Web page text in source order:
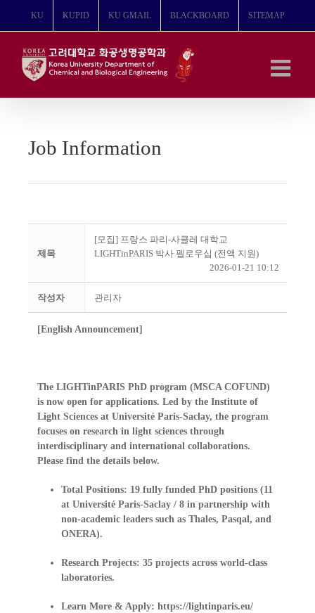
뛰
KU KUPID KU GMAIL BLACKBOARD SITEMAP
Job Information
제목
[모집] 프랑스 파리-사클레 대학교
LIGHTinPARIS 박사 펠로우십 (전액 지원)
2026-01-21 10:12
작성자 관리자
[English Announcement]
The LIGHTinPARIS PhD program (MSCA COFUND)
is now open for applications. Led by the Institute of
Light Sciences at Université Paris-Saclay, the program
focuses on research in light sciences through
interdisciplinary and international collaborations.
Please find the details below.
Total Positions: 19 fully funded PhD positions (11
at Université Paris-Saclay / 8 in partnership with
non-academic leaders such as Thales, Pasqal, and
ONERA).
Research Projects: 35 projects across world-class
laboratories.
Learn More & Apply: https://lightinparis.eu/